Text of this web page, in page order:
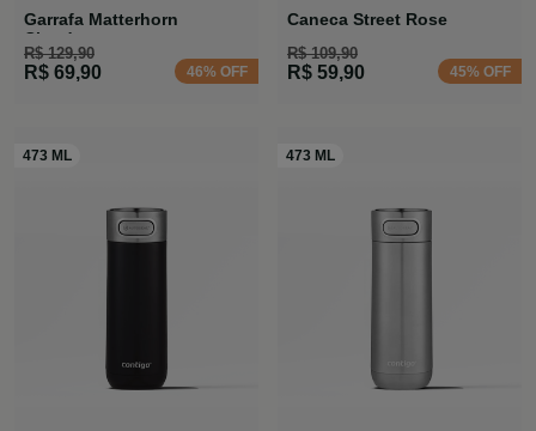
Garrafa Matterhorn
Chardonnay
R$ 129,90
R$ 69,90 46% OFF
Caneca Street Rose
R$ 109,90
R$ 59,90 45% OFF